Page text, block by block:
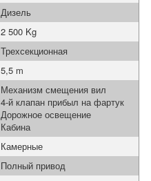
Дизель
2 500 Kg
Трехсекционная
5,5 m
Механизм смещения вил
4-й клапан прибыл на фартук
Дорожное освещение
Кабина
Камерные
Полный привод